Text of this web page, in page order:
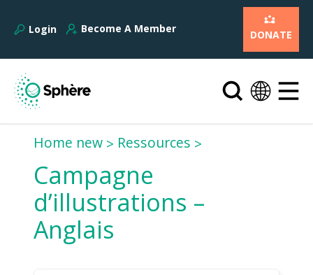
Login Become A Member DONATE
Home new Ressources
Campagne
d’illustrations –
Anglais